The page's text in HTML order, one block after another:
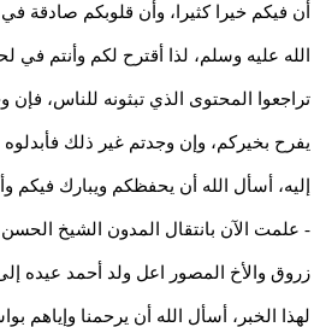
أن فيكم خيرا كثيرا، وأن قلوبكم
الله عليه وسلم، لذا أقترح لكم وأنتم في
تراجعوا المحتوى الذي تبثونه للناس، فإن
يفرح بخيركم، وإن وجدتم غير ذلك فأبدلوه
إليه، أسأل الله أن يحفظكم ويبارك فيكم
- علمت الآن بانتقال المدون الشيخ
زروق والأخ المصور اعل ولد أحمد عيده
لهذا الخبر، أسأل الله أن يرحمنا وإياهم